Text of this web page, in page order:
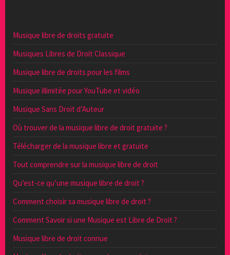
Musique libre de droits gratuite
Musiques Libres de Droit Classique
Musique libre de droits pour les films
Musique illimitée pour YouTube et vidéo
Musique Sans Droit d’Auteur
Où trouver de la musique libre de droit gratuite ?
Télécharger de la musique libre et gratuite
Tout comprendre sur la musique libre de droit
Qu’est-ce qu’une musique libre de droit ?
Comment choisir sa musique libre de droit ?
Comment Savoir si une Musique est Libre de Droit ?
Musique libre de droit connue